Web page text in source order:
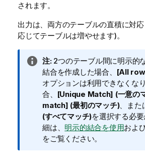
されます。
出力は、両方のテーブルの直積に対
応じてテーブルは増やせます)。
情
報
メ
モ
注:2つのテーブル間に明示的
結合を作成した場合、 [All
オプションは利用できなくな
合、 [Unique Match] (一意の
match] (最初のマッチ)、また
(すべてマッチ)を選択する必
細は、 明示的結合を使用およ
をご覧ください。